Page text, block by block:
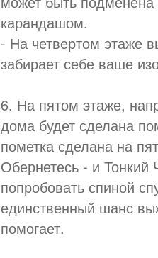
карандашом.
- На четвертом этаже
забирает себе ваше
6. На пятом этаже,
дома будет сделана
пометка сделана на
Обернетесь - и
попробовать спиной
единственный шанс
помогает.